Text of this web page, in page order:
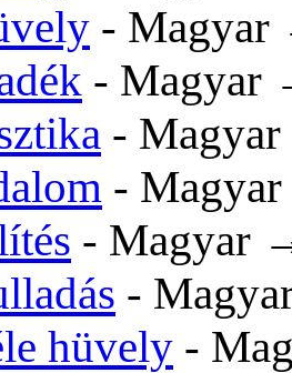
-
-
-
-
- Magyar
-
hüvely -